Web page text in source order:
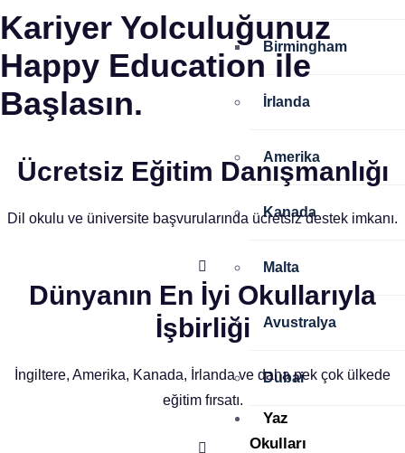
Birmingham
İrlanda
Amerika
Kanada
Malta
Avustralya
Dubai
Yaz
Okulları
Kariyer Yolculuğunuz
Happy Education ile
Başlasın.
Ücretsiz Eğitim Danışmanlığı
Dil okulu ve üniversite başvurularında ücretsiz destek imkanı.
Dünyanın En İyi Okullarıyla
İşbirliği
İngiltere, Amerika, Kanada, İrlanda ve daha pek çok ülkede
eğitim fırsatı.